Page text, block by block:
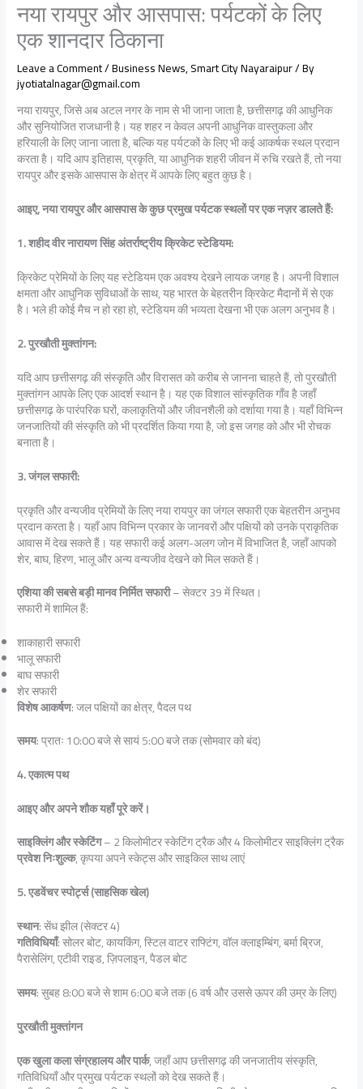
नया रायपुर और आसपास: पर्यटकों के लिए
एक शानदार ठिकाना
Leave a Comment/Business News,Smart City Nayaraipur/ By
jyotiatalnagar@gmail.com
नया रायपुर, जिसे अब अटल नगर के नाम से भी जाना जाता है, छत्तीसगढ़ की आधुनिक
और सुनियोजित राजधानी है। यह शहर न केवल अपनी आधुनिक वास्तुकला और
हरियाली के लिए जाना जाता है, बल्कि यह पर्यटकों के लिए भी कई आकर्षक स्थल प्रदान
करता है। यदि आप इतिहास, प्रकृति, या आधुनिक शहरी जीवन में रुचि रखते हैं, तो नया
रायपुर और इसके आसपास के क्षेत्र में आपके लिए बहुत कुछ है।
आइए, नया रायपुर और आसपास के कुछ प्रमुख पर्यटक स्थलों पर एक नज़र डालते हैं:
1. शहीद वीर नारायण सिंह अंतर्राष्ट्रीय क्रिकेट स्टेडियम:
क्रिकेट प्रेमियों के लिए यह स्टेडियम एक अवश्य देखने लायक जगह है। अपनी विशाल
क्षमता और आधुनिक सुविधाओं के साथ, यह भारत के बेहतरीन क्रिकेट मैदानों में से एक
है। भले ही कोई मैच न हो रहा हो, स्टेडियम की भव्यता देखना भी एक अलग अनुभव है।
2. पुरखौती मुक्तांगन:
यदि आप छत्तीसगढ़ की संस्कृति और विरासत को करीब से जानना चाहते हैं, तो पुरखौती
मुक्तांगन आपके लिए एक आदर्श स्थान है। यह एक विशाल सांस्कृतिक गाँव है जहाँ
छत्तीसगढ़ के पारंपरिक घरों, कलाकृतियों और जीवनशैली को दर्शाया गया है। यहाँ विभिन्न
जनजातियों की संस्कृति को भी प्रदर्शित किया गया है, जो इस जगह को और भी रोचक
बनाता है।
3. जंगल सफारी:
प्रकृति और वन्यजीव प्रेमियों के लिए नया रायपुर का जंगल सफारी एक बेहतरीन अनुभव
प्रदान करता है। यहाँ आप विभिन्न प्रकार के जानवरों और पक्षियों को उनके प्राकृतिक
आवास में देख सकते हैं। यह सफारी कई अलग-अलग जोन में विभाजित है, जहाँ आपको
शेर, बाघ, हिरण, भालू और अन्य वन्यजीव देखने को मिल सकते हैं।
एशिया की सबसे बड़ी मानव निर्मित सफारी– सेक्टर 39 में स्थित।
सफारी में शामिल हैं:
शाकाहारी सफारी
भालू सफारी
बाघ सफारी
शेर सफारी
विशेष आकर्षण: जल पक्षियों का क्षेत्र, पैदल पथ
समय: प्रातः 10:00 बजे से सायं 5:00 बजे तक (सोमवार को बंद)
4. एकात्म पथ
आइए और अपने शौक यहाँ पूरे करें।
साइक्लिंग और स्केटिंग– 2 किलोमीटर स्केटिंग ट्रैक और 4 किलोमीटर साइक्लिंग ट्रैक
प्रवेश निःशुल्क, कृपया अपने स्केट्स और साइकिल साथ लाएं
5. एडवेंचर स्पोर्ट्स (साहसिक खेल)
स्थान: सेंध झील (सेक्टर 4)
गतिविधियाँ: सोलर बोट, कायकिंग, स्टिल वाटर राफ्टिंग, वॉल क्लाइम्बिंग, बर्मा ब्रिज,
पैरासेलिंग, एटीवी राइड, ज़िपलाइन, पैडल बोट
समय: सुबह 8:00 बजे से शाम 6:00 बजे तक (6 वर्ष और उससे ऊपर की उम्र के लिए)
पुरखौती मुक्तांगन
एक खुला कला संग्रहालय और पार्क, जहाँ आप छत्तीसगढ़ की जनजातीय संस्कृति,
गतिविधियाँ और प्रमुख पर्यटक स्थलों को देख सकते हैं।